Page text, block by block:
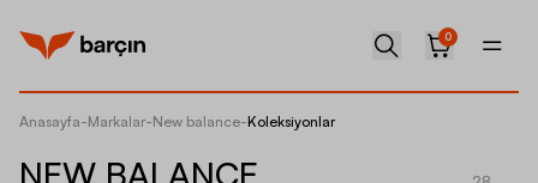
0
Anasayfa-Markalar-New balance-Koleksiyonlar
NEW BALANCE